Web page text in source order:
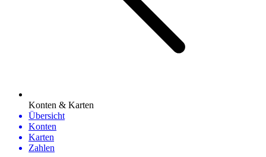
Konten & Karten
Übersicht
Konten
Karten
Zahlen